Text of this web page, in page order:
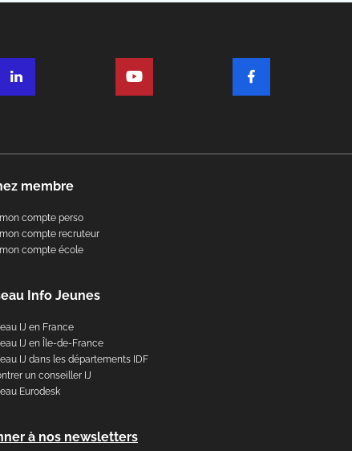
membre
compte perso
compte recruteur
compte école
Info Jeunes
IJ en France
IJ en Île-de-France
IJ dans les départements IDF
un conseiller IJ
Eurodesk
à nos newsletters